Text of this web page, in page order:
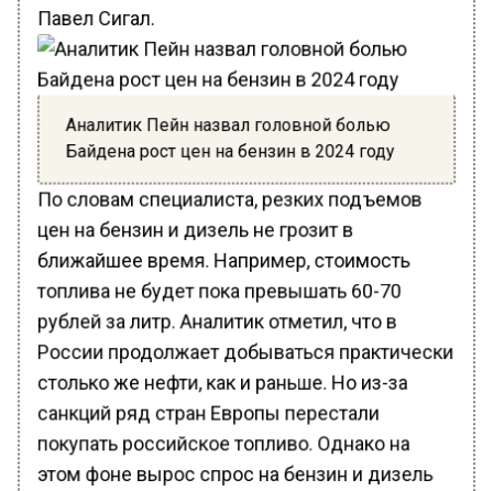
Павел Сигал.
Аналитик Пейн назвал головной болью
Байдена рост цен на бензин в 2024 году
По словам специалиста, резких подъемов
цен на бензин и дизель не грозит в
ближайшее время. Например, стоимость
топлива не будет пока превышать 60-70
рублей за литр. Аналитик отметил, что в
России продолжает добываться практически
столько же нефти, как и раньше. Но из-за
санкций ряд стран Европы перестали
покупать российское топливо. Однако на
этом фоне вырос спрос на бензин и дизель